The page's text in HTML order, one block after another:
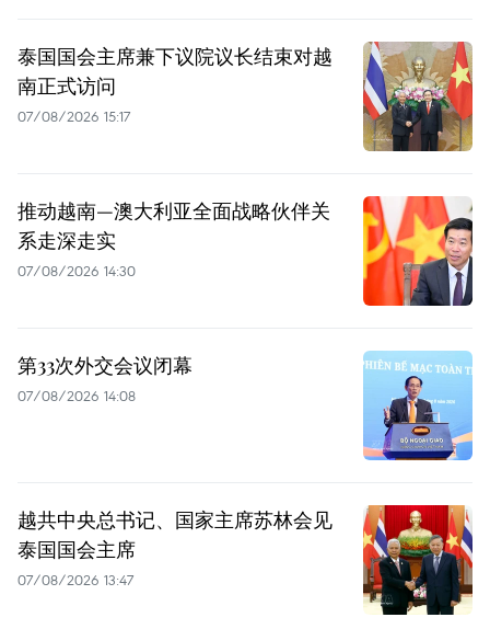
泰国国会主席兼下议院议长结束对越
南正式访问
07/08/2026 15:17
推动越南—澳大利亚全面战略伙伴关
系走深走实
07/08/2026 14:30
第33次外交会议闭幕
07/08/2026 14:08
越共中央总书记、国家主席苏林会见
泰国国会主席
07/08/2026 13:47